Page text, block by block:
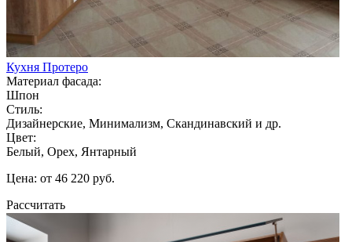
Кухня Протеро
Материал фасада:
Шпон
Стиль:
Дизайнерские, Минимализм, Скандинавский и др.
Цвет:
Белый, Орех, Янтарный
Цена: от 46 220 руб.
Рассчитать